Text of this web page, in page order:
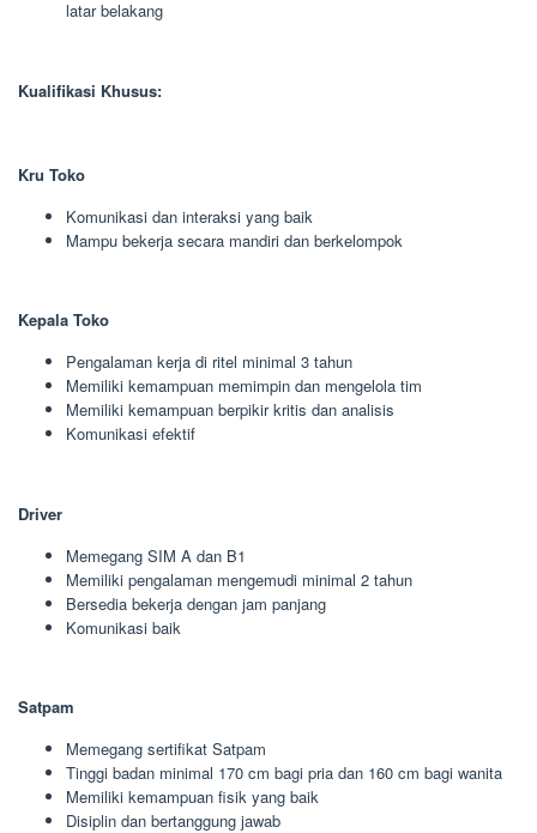
latar belakang
Kualifikasi Khusus:
Kru Toko
Komunikasi dan interaksi yang baik
Mampu bekerja secara mandiri dan berkelompok
Kepala Toko
Pengalaman kerja di ritel minimal 3 tahun
Memiliki kemampuan memimpin dan mengelola tim
Memiliki kemampuan berpikir kritis dan analisis
Komunikasi efektif
Driver
Memegang SIM A dan B1
Memiliki pengalaman mengemudi minimal 2 tahun
Bersedia bekerja dengan jam panjang
Komunikasi baik
Satpam
Memegang sertifikat Satpam
Tinggi badan minimal 170 cm bagi pria dan 160 cm bagi wanita
Memiliki kemampuan fisik yang baik
Disiplin dan bertanggung jawab